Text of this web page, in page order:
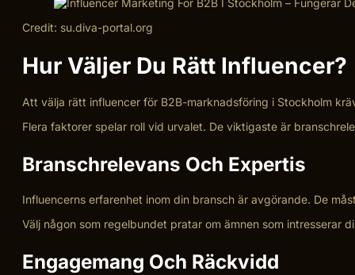
Credit: su.diva-portal.org
Hur Väljer Du Rätt Influencer?
Att välja rätt influencer för B2B-marknadsföring i Stockholm
Flera faktorer spelar roll vid urvalet. De viktigaste är
Branschrelevans Och Expertis
Influencerns erfarenhet inom din bransch är avgörande. De
Välj någon som regelbundet pratar om ämnen som intresserar
Engagemang Och Räckvidd